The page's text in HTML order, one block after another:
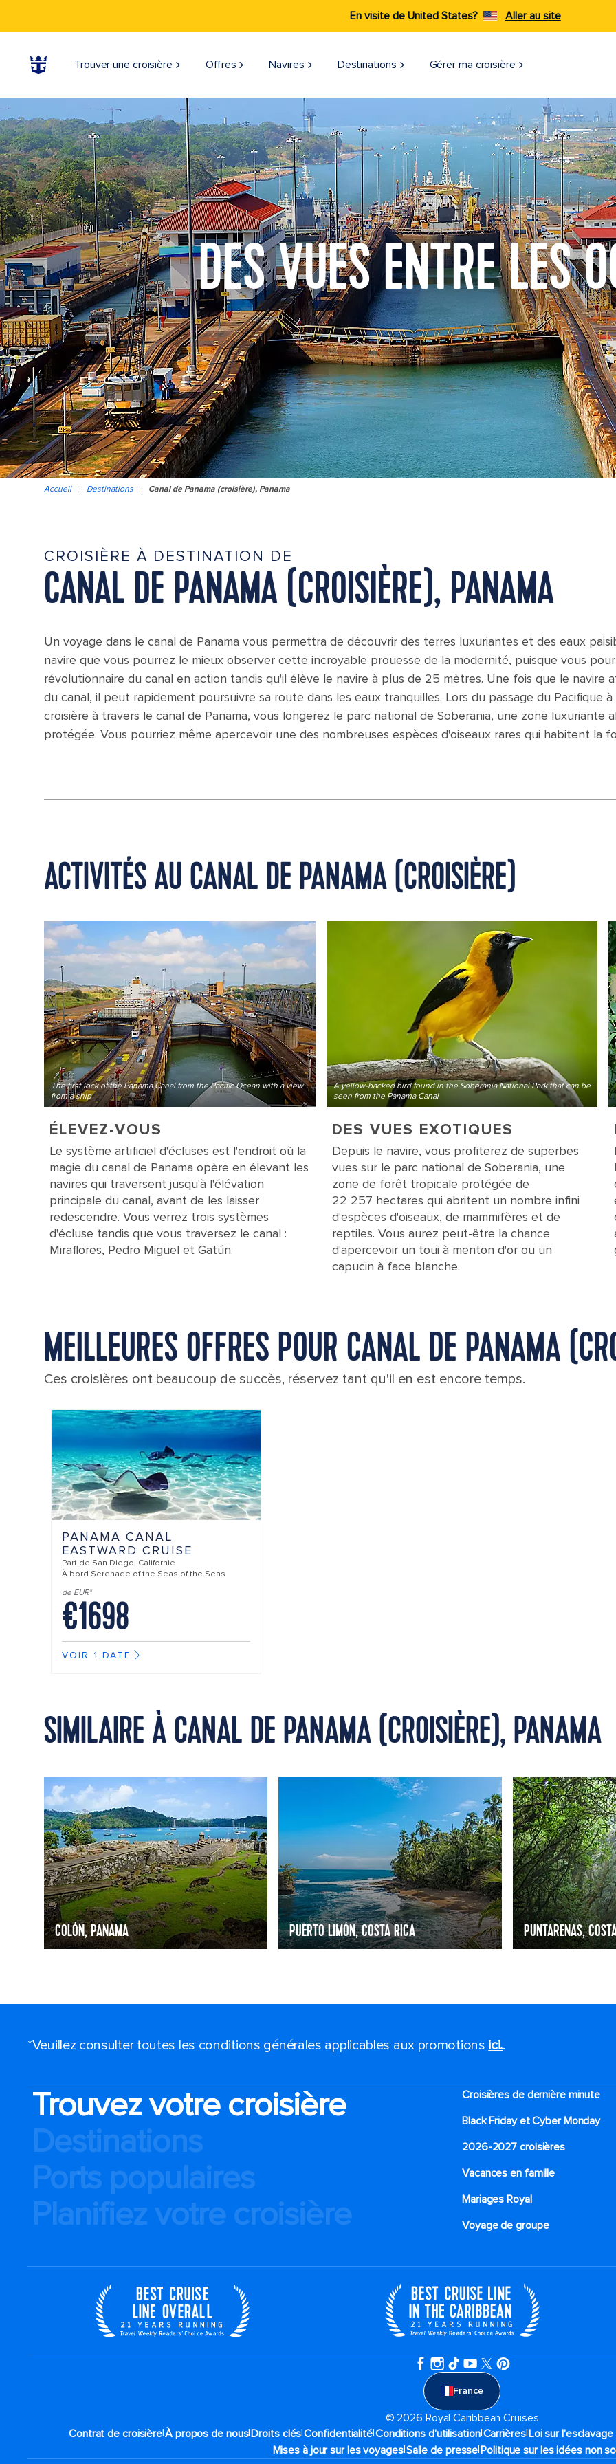
En visite de United States? Aller au site
Trouver une croisière Offres Navires Destinations Gérer ma croisière
DES VUES ENTRE LES
Accueil | Destinations | Canal de Panama (croisière), Panama
CROISIÈRE À DESTINATION DE
CANAL DE PANAMA (CROISIÈRE), PANAMA
Un voyage dans le canal de Panama vous permettra de découvrir des terres luxuriantes et des eaux
navire que vous pourrez le mieux observer cette incroyable prouesse de la modernité, puisque vous
révolutionnaire du canal en action tandis qu'il élève le navire à plus de 25 mètres. Une fois que le navire
du canal, il peut rapidement poursuivre sa route dans les eaux tranquilles. Lors du passage du Pacifique
croisière à travers le canal de Panama, vous longerez le parc national de Soberania, une zone
protégée. Vous pourriez même apercevoir une des nombreuses espèces d'oiseaux rares qui habitent la
ACTIVITÉS AU CANAL DE PANAMA (CROISIÈRE)
The first lock of the Panama Canal from the Pacific Ocean with a view
from a ship
ÉLEVEZ-VOUS
Le système artificiel d'écluses est l'endroit où la
magie du canal de Panama opère en élevant les
navires qui traversent jusqu'à l'élévation
principale du canal, avant de les laisser
redescendre. Vous verrez trois systèmes
d'écluse tandis que vous traversez le canal :
Miraflores, Pedro Miguel et Gatún.
A yellow-backed bird found in the Soberania National Park that can be
seen from the Panama Canal
DES VUES EXOTIQUES
Depuis le navire, vous profiterez de superbes
vues sur le parc national de Soberania, une
zone de forêt tropicale protégée de
22 257 hectares qui abritent un nombre infini
d'espèces d'oiseaux, de mammifères et de
reptiles. Vous aurez peut-être la chance
d'apercevoir un toui à menton d'or ou un
capucin à face blanche.
MEILLEURES OFFRES POUR CANAL DE PANAMA
Ces croisières ont beaucoup de succès, réservez tant qu'il en est encore temps.
PANAMA CANAL
EASTWARD CRUISE
Part de San Diego, Californie
À bord Serenade of the Seas of the Seas
de EUR*
€1698
VOIR 1 DATE
SIMILAIRE À CANAL DE PANAMA (CROISIÈRE), PANAMA
COLÓN, PANAMA PUERTO LIMÓN, COSTA RICA PUNTARENAS,
*Veuillez consulter toutes les conditions générales applicables aux promotions ici..
Trouvez votre croisière
Destinations
Ports populaires
Planifiez votre croisière
Croisières de dernière minute
Black Friday et Cyber Monday
2026-2027 croisières
Vacances en famille
Mariages Royal
Voyage de groupe​
France
© 2026 Royal Caribbean Cruises
Contrat de croisière|À propos de nous|Droits clés|Confidentialité|Conditions d'utilisation|Carrières|Loi sur
Mises à jour sur les voyages|Salle de presse|Politique sur les idées non